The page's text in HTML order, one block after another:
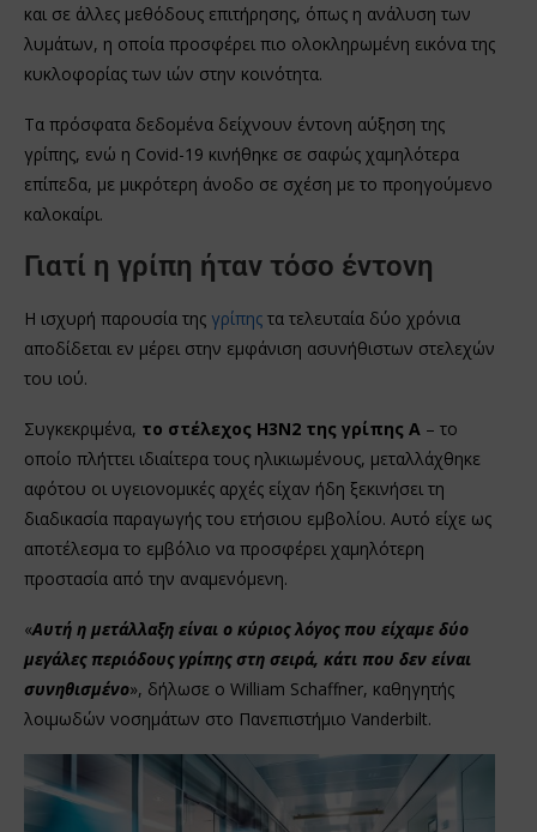
και σε άλλες μεθόδους επιτήρησης, όπως η ανάλυση των
λυμάτων, η οποία προσφέρει πιο ολοκληρωμένη εικόνα της
κυκλοφορίας των ιών στην κοινότητα.
Τα πρόσφατα δεδομένα δείχνουν έντονη αύξηση της
γρίπης, ενώ η Covid-19 κινήθηκε σε σαφώς χαμηλότερα
επίπεδα, με μικρότερη άνοδο σε σχέση με το προηγούμενο
καλοκαίρι.
Γιατί η γρίπη ήταν τόσο έντονη
Η ισχυρή παρουσία της γρίπης τα τελευταία δύο χρόνια
αποδίδεται εν μέρει στην εμφάνιση ασυνήθιστων στελεχών
του ιού.
Συγκεκριμένα, το στέλεχος H3N2 της γρίπης Α – το
οποίο πλήττει ιδιαίτερα τους ηλικιωμένους, μεταλλάχθηκε
αφότου οι υγειονομικές αρχές είχαν ήδη ξεκινήσει τη
διαδικασία παραγωγής του ετήσιου εμβολίου. Αυτό είχε ως
αποτέλεσμα το εμβόλιο να προσφέρει χαμηλότερη
προστασία από την αναμενόμενη.
«Αυτή η μετάλλαξη είναι ο κύριος λόγος που είχαμε δύο
μεγάλες περιόδους γρίπης στη σειρά, κάτι που δεν είναι
συνηθισμένο», δήλωσε ο William Schaffner, καθηγητής
λοιμωδών νοσημάτων στο Πανεπιστήμιο Vanderbilt.